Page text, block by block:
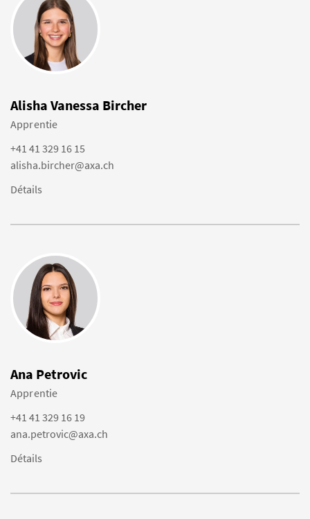
Alisha Vanessa Bircher
Apprentie
+41 41 329 16 15
alisha.bircher@axa.ch
Détails
Ana Petrovic
Apprentie
+41 41 329 16 19
ana.petrovic@axa.ch
Détails